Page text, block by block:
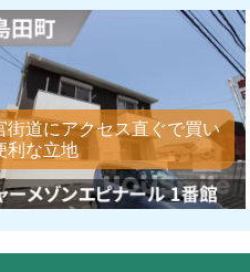
街道にアクセス直ぐで買い
利な立地